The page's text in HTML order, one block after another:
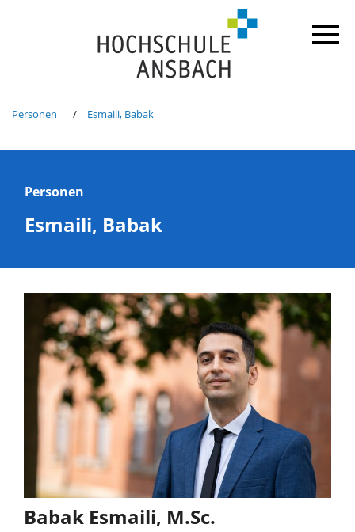
Personen Esmaili, Babak
Personen
Esmaili, Babak
Babak Esmaili, M.Sc.